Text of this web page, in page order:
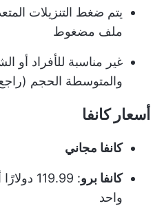
يتم ضغط التنزيلات
ملف مضغوط
غير مناسبة للأفراد أو
والمتوسطة الحجم
أسعار كانفا
كانفا مجاني
كانفا برو
:
واحد